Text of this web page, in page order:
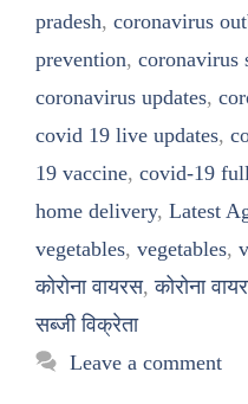
pradesh, coronavirus
prevention, coronavirus
coronavirus updates,
covid 19 live updates,
19 vaccine, covid-19
home delivery, Latest
vegetables, vegetables,
कोरोना वायरस,कोरोना
सब्जी विक्रेता
Leave a comment